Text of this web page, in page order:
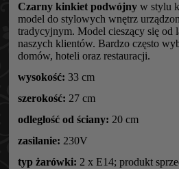
Czarny kinkiet podwójny w stylu
model do stylowych wnętrz
tradycyjnym. Model cieszący się od
naszych klientów. Bardzo często
domów, hoteli oraz restauracji.
wysokość: 33 cm
szerokość: 27 cm
odległość od ściany: 20 cm
zasilanie: 230V
typ żarówki: 2 x E14; produkt